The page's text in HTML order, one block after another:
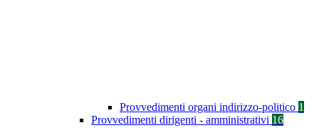
Provvedimenti organi indirizzo-politico 1
Provvedimenti dirigenti - amministrativi 16